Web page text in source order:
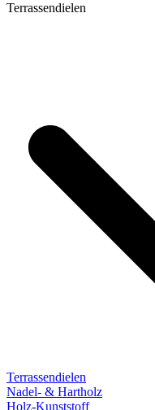
Terrassendielen
Terrassendielen
Nadel- & Hartholz
Holz-Kunststoff